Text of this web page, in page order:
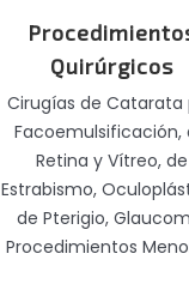
Quirúrgicos
Cirugías de Catarata
Facoemulsificación,
Retina y Vítreo, de
Estrabismo,
de Pterigio,
Procedimientos